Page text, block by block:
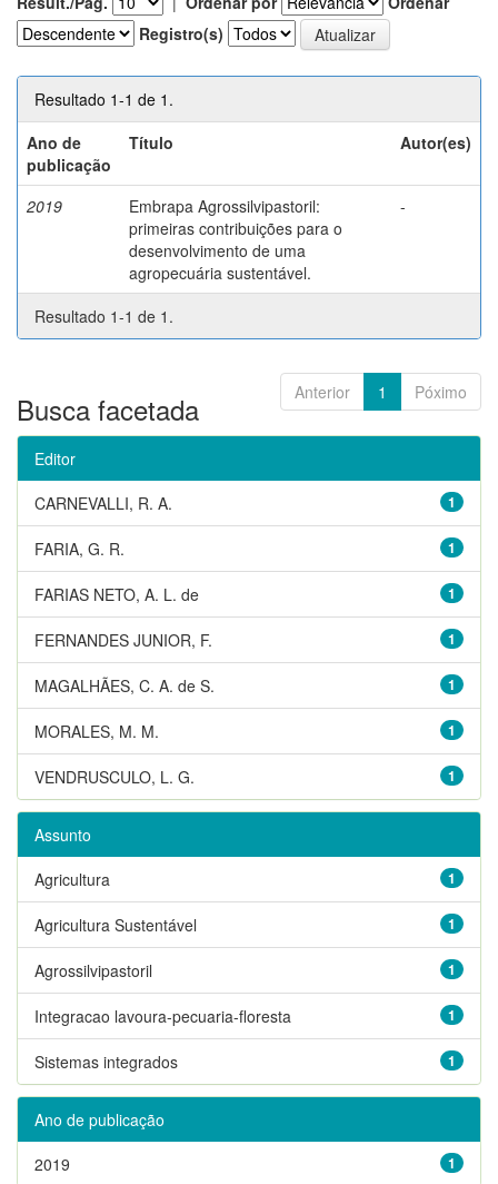
Registro(s)
Resultado 1-1 de 1.
Ano de
publicação
Título Autor(es)
2019
Embrapa Agrossilvipastoril:
primeiras contribuições para o
desenvolvimento de uma
agropecuária sustentável.
-
Resultado 1-1 de 1.
Anterior 1 Póximo
Busca facetada
Editor
1
CARNEVALLI, R. A.
1
FARIA, G. R.
1
FARIAS NETO, A. L. de
1
FERNANDES JUNIOR, F.
1
MAGALHÃES, C. A. de S.
1
MORALES, M. M.
1
VENDRUSCULO, L. G.
Assunto
1
Agricultura
1
Agricultura Sustentável
1
Agrossilvipastoril
1
Integracao lavoura-pecuaria-floresta
1
Sistemas integrados
Ano de publicação
1
2019